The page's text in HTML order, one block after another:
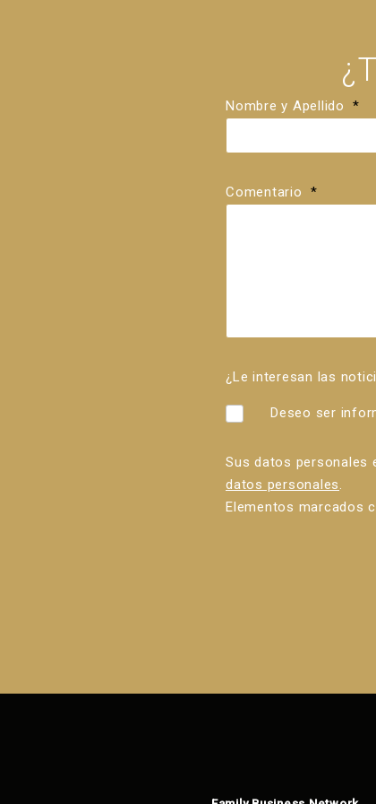
Nombre y Apellido *
Comentario *
¿Le interesan las
Deseo ser
Sus datos personales
datos personales.
Elementos marcados